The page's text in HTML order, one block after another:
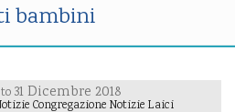
bambini
to 31 Dicembre 2018
Congregazione Notizie Laici